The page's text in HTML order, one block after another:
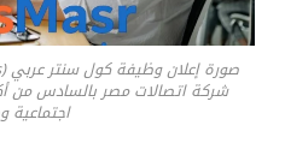
شركة اتصالات مصر بالسادس من
اجتماعية